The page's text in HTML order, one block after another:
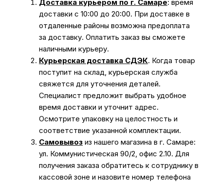
Доставка курьером по г. Самаре: время
доставки с 10:00 до 20:00. При доставке в
отдаленные районы возможна предоплата
за доставку. Оплатить заказ вы сможете
наличными курьеру.
Курьерская доставка СДЭК. Когда товар
поступит на склад, курьерская служба
свяжется для уточнения деталей.
Специалист предложит выбрать удобное
время доставки и уточнит адрес.
Осмотрите упаковку на целостность и
соответствие указанной комплектации.
Самовывоз из нашего магазина в г. Самаре:
ул. Коммунистическая 90/2, офис 2.10. Для
получения заказа обратитесь к сотруднику в
кассовой зоне и назовите номер телефона